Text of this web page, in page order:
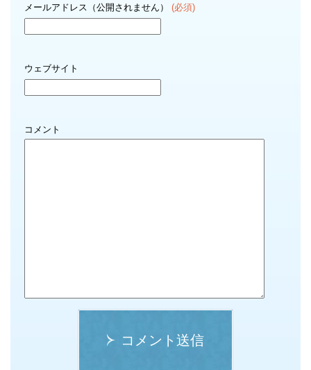
メールアドレス（公開されません） (必須)
ウェブサイト
コメント
コメント送信